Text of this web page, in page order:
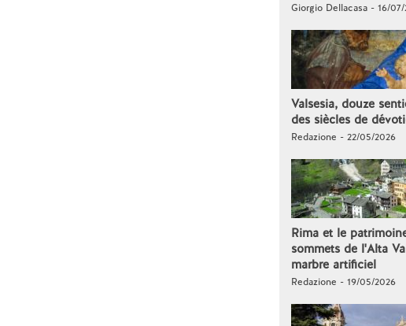
Giorgio Dellacasa - 16/
Valsesia, douze
des siècles de
Redazione - 22/05/2026
Rima et le
sommets de l'Alta
marbre artificiel
Redazione - 19/05/2026